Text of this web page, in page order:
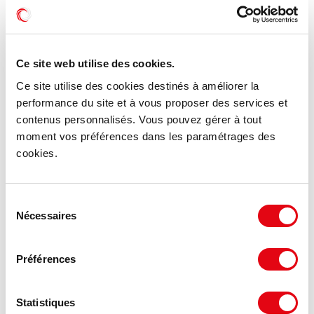
Ce site web utilise des cookies.
Ce site utilise des cookies destinés à améliorer la
performance du site et à vous proposer des services et
contenus personnalisés. Vous pouvez gérer à tout
moment vos préférences dans les paramétrages des
cookies.
Nécessaires
Préférences
Statistiques
Un ancrage lorrain fort depuis plus de 35 ans
Management gère aujourd'hui
régional. Ce nouveau mandat consolide une
présence historique et enrichit un portefeuille de
références déjà solide auprès des établissements
publics et sociétés d'économie mixte.
Advenis PM accompagne notamment des
Métropole, la Foncière Aix Marseille Provence ou
La confiance des acteurs publics, un marqueur de